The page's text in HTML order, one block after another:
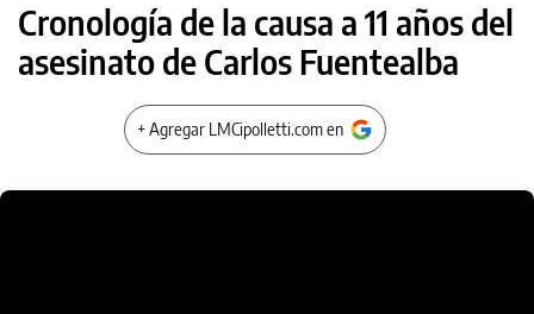
Cronología de la causa a 11 años del
asesinato de Carlos Fuentealba
+ Agregar LMCipolletti.com en